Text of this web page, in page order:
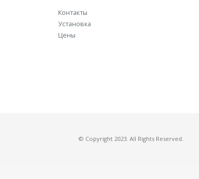
Контакты
Установка
Цены
© Copyright 2023. All Rights Reserved.